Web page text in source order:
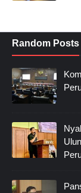
Random Posts